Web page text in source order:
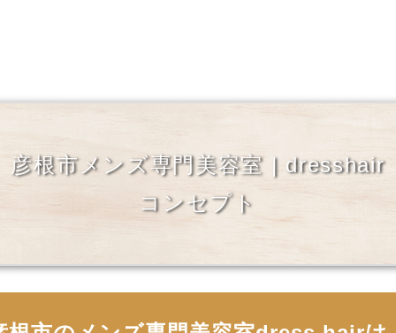
彦根市メンズ専門美容室 | dresshair
コンセプト